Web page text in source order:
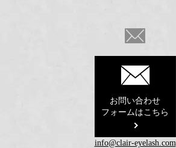
お問い合わせ
フォームはこちら
info@clair-eyelash.com